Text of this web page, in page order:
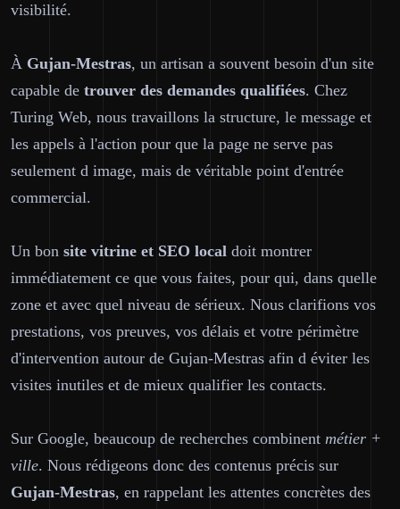
visibilité.
À Gujan-Mestras, un artisan a souvent besoin d'un site
capable de trouver des demandes qualifiées. Chez
Turing Web, nous travaillons la structure, le message et
les appels à l'action pour que la page ne serve pas
seulement d image, mais de véritable point d'entrée
commercial.
Un bon site vitrine et SEO local doit montrer
immédiatement ce que vous faites, pour qui, dans quelle
zone et avec quel niveau de sérieux. Nous clarifions vos
prestations, vos preuves, vos délais et votre périmètre
d'intervention autour de Gujan-Mestras afin d éviter les
visites inutiles et de mieux qualifier les contacts.
Sur Google, beaucoup de recherches combinent métier +
ville. Nous rédigeons donc des contenus précis sur
Gujan-Mestras, en rappelant les attentes concrètes des